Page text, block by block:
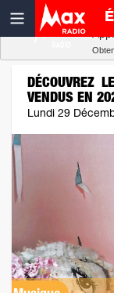
DÉCOUVREZ
VENDUS EN
Lundi 29